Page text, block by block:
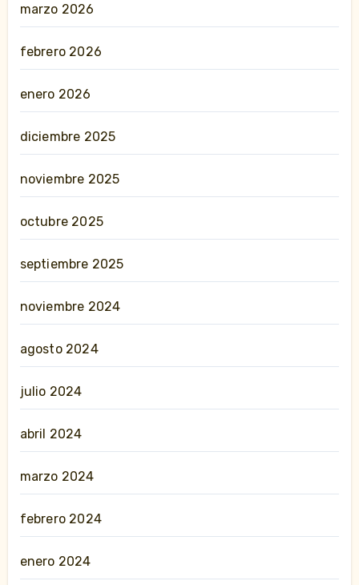
marzo 2026
febrero 2026
enero 2026
diciembre 2025
noviembre 2025
octubre 2025
septiembre 2025
noviembre 2024
agosto 2024
julio 2024
abril 2024
marzo 2024
febrero 2024
enero 2024